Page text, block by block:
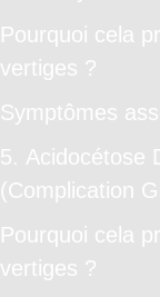
Pourquoi cela
vertiges ?
Symptômes
5. Acidocétose
(Complication
Pourquoi cela
vertiges ?